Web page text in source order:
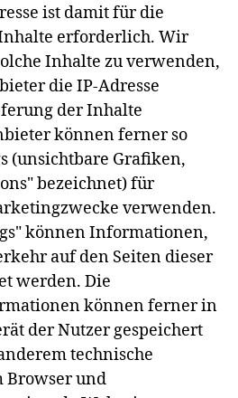
ist damit für die
erforderlich. Wir
Inhalte zu verwenden,
die IP-Adresse
der Inhalte
können ferner so
(unsichtbare Grafiken,
bezeichnet) für
verwenden.
können Informationen,
auf den Seiten dieser
werden. Die
können ferner in
der Nutzer gespeichert
technische
und